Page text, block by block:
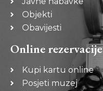
Objekti
Obavijesti
Online rezervacije
Kupi kartu online
Posjeti muzej